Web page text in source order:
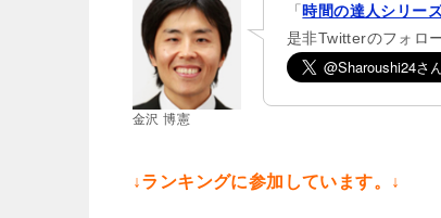
金沢 博憲
「時間の達人シリー
是非Twitterのフォロ
↓ランキングに参加しています。↓